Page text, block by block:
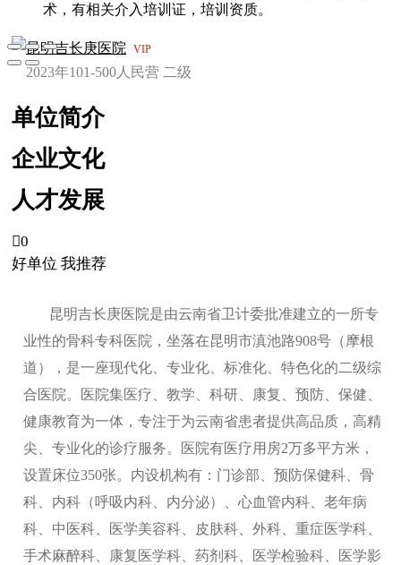
术，有相关介入培训证，培训资质。
昆明吉长庚医院 VIP
2023年101-500人 民营 二级
单位简介
企业文化
人才发展
0
好单位 我推荐
昆明吉长庚医院是由云南省卫计委批准建立的一所专
业性的骨科专科医院，坐落在昆明市滇池路908号（摩根
道），是一座现代化、专业化、标准化、特色化的二级综
合医院。医院集医疗、教学、科研、康复、预防、保健、
健康教育为一体，专注于为云南省患者提供高品质，高精
尖、专业化的诊疗服务。医院有医疗用房2万多平方米，
设置床位350张。内设机构有：门诊部、预防保健科、骨
科、内科（呼吸内科、内分泌）、心血管内科、老年病
科、中医科、医学美容科、皮肤科、外科、重症医学科、
手术麻醉科、康复医学科、药剂科、医学检验科、医学影